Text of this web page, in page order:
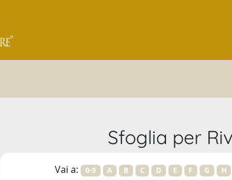
Sfoglia per
Vai a: 0-9 A B C D E F G H